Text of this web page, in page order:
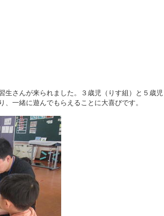
生さんが来られました。３歳児（りす組）と５歳
一緒に遊んでもらえることに大喜びです。